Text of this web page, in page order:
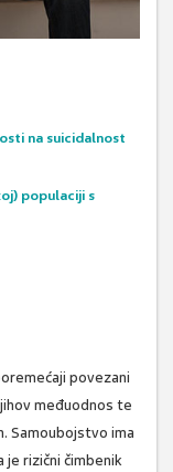
na suicidalnost
populaciji s
povezani
međuodnos te
Samoubojstvo ima
rizični čimbenik